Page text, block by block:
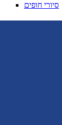
סיורי חופיםDD/MM/YYנטוי